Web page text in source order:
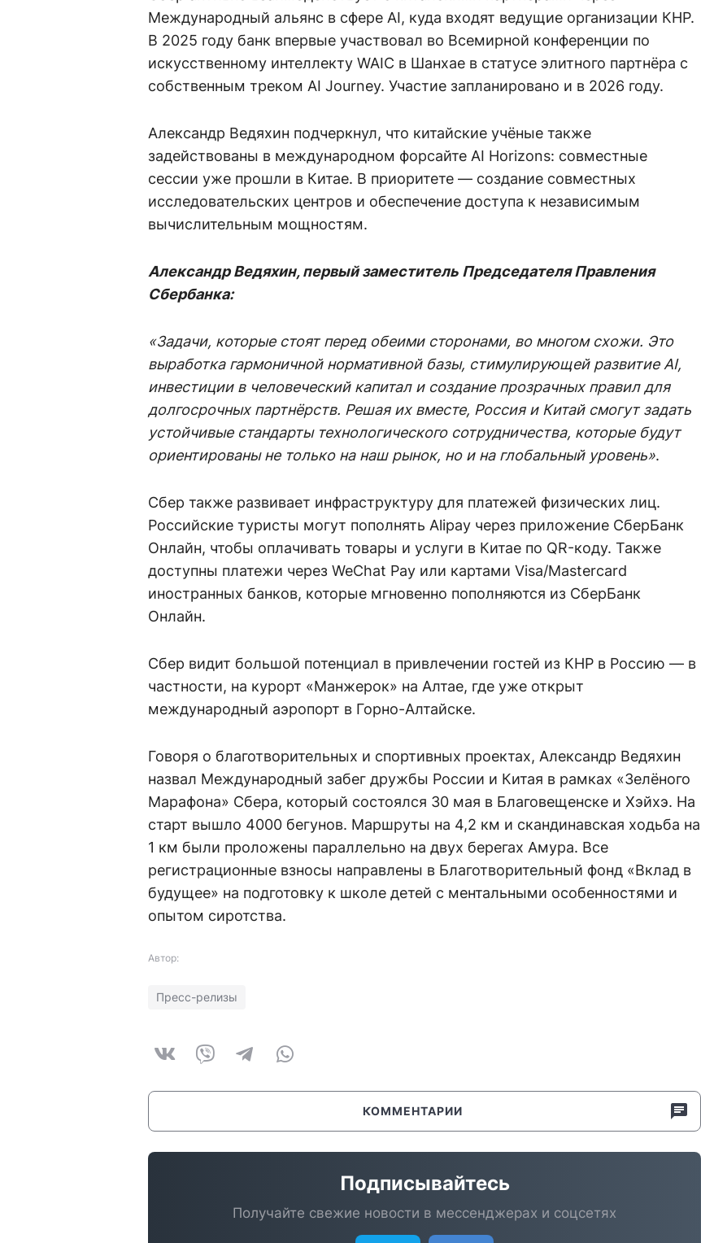
Международный альянс в сфере AI, куда входят ведущие организации КНР.
В 2025 году банк впервые участвовал во Всемирной конференции по
искусственному интеллекту WAIC в Шанхае в статусе элитного партнёра с
собственным треком AI Journey. Участие запланировано и в 2026 году.
Александр Ведяхин подчеркнул, что китайские учёные также
задействованы в международном форсайте AI Horizons: совместные
сессии уже прошли в Китае. В приоритете — создание совместных
исследовательских центров и обеспечение доступа к независимым
вычислительным мощностям.
Александр Ведяхин, первый заместитель Председателя Правления
Сбербанка:
«Задачи, которые стоят перед обеими сторонами, во многом схожи. Это
выработка гармоничной нормативной базы, стимулирующей развитие AI,
инвестиции в человеческий капитал и создание прозрачных правил для
долгосрочных партнёрств. Решая их вместе, Россия и Китай смогут задать
устойчивые стандарты технологического сотрудничества, которые будут
ориентированы не только на наш рынок, но и на глобальный уровень».
Сбер также развивает инфраструктуру для платежей физических лиц.
Российские туристы могут пополнять Alipay через приложение СберБанк
Онлайн, чтобы оплачивать товары и услуги в Китае по QR-коду. Также
доступны платежи через WeChat Pay или картами Visa/Mastercard
иностранных банков, которые мгновенно пополняются из СберБанк
Онлайн.
Сбер видит большой потенциал в привлечении гостей из КНР в Россию — в
частности, на курорт «Манжерок» на Алтае, где уже открыт
международный аэропорт в Горно-Алтайске.
Говоря о благотворительных и спортивных проектах, Александр Ведяхин
назвал Международный забег дружбы России и Китая в рамках «Зелёного
Марафона» Сбера, который состоялся 30 мая в Благовещенске и Хэйхэ. На
старт вышло 4000 бегунов. Маршруты на 4,2 км и скандинавская ходьба на
1 км были проложены параллельно на двух берегах Амура. Все
регистрационные взносы направлены в Благотворительный фонд «Вклад в
будущее» на подготовку к школе детей с ментальными особенностями и
опытом сиротства.
Автор:
Пресс-релизы
КОММЕНТАРИИ
Подписывайтесь
Получайте свежие новости в мессенджерах и соцсетях